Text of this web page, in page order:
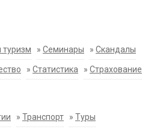
туризм » Семинары » Скандалы
» Статистика » Страхование
» Транспорт » Туры